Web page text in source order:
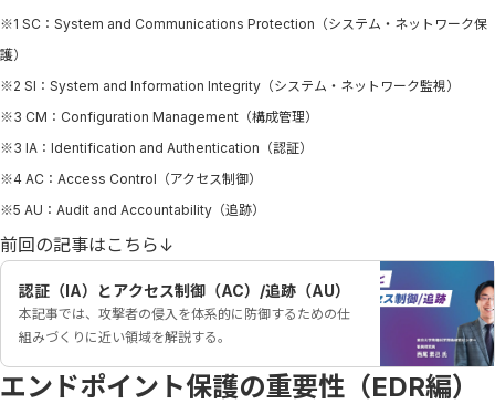
※1 SC：System and Communications Protection（システム・ネットワーク保
護）
※2 SI：System and Information Integrity（システム・ネットワーク監視）
※3 CM：Configuration Management（構成管理）
※3 IA：Identification and Authentication（認証）
※4 AC：Access Control（アクセス制御）
※5 AU：Audit and Accountability（追跡）
前回の記事はこちら↓
認証（IA）とアクセス制御（AC）/追跡（AU）
本記事では、攻撃者の侵入を体系的に防御するための仕
組みづくりに近い領域を解説する。
エンドポイント保護の重要性（EDR編）